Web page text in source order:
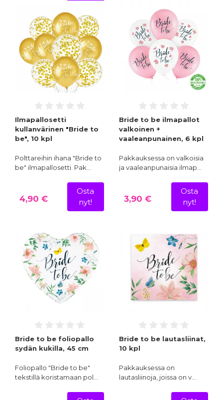
Ilmapallosetti
kullanvärinen "Bride to
be", 10 kpl
Polttareihin ihana "Bride to
be" ilmapallosetti. Pak…
4,90 €
Osta
nyt!
Bride to be ilmapallot
valkoinen +
vaaleanpunainen, 6 kpl
Pakkauksessa on valkoisia
ja vaaleanpunaisia ilmap…
3,90 €
Osta
nyt!
Bride to be foliopallo
sydän kukilla, 45 cm
Foliopallo "Bride to be"
tekstillä koristamaan pol…
Bride to be lautasliinat,
10 kpl
Pakkauksessa on
lautasliinoja, joissa on v…